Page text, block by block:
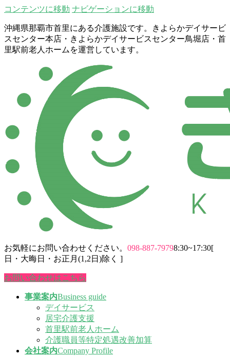
コンテンツに移動 ナビゲーションに移動
沖縄県那覇市首里にある介護施設です。きよらかデイサービ
スセンター本店・きよらかデイサービスセンター鳥堀店・首
里駅前老人ホームを運営しています。
お気軽にお問い合わせください。 098-887-79798:30~17:30[
日・大晦日・お正月(1,2日)除く ]
お問い合わせはこちら
事業案内Business guide
デイサービス
居宅介護支援
首里駅前老人ホーム
介護職員等特定処遇改善加算
会社案内Company Profile